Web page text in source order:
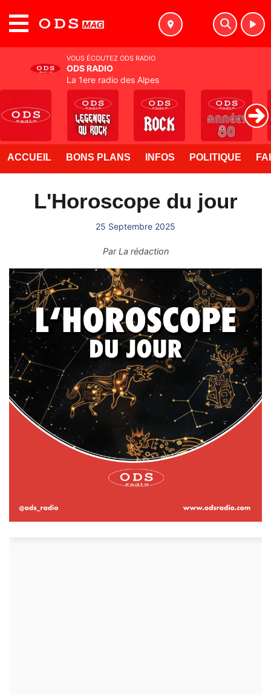
ACCUEIL BONS PLANS INFOS POLITIQUE
L'Horoscope du jour
25 Septembre 2025
ParLa rédaction
VOUS ÉCOUTEZ ODS RADIO
ODS RADIO
La 1ere radio des Alpes